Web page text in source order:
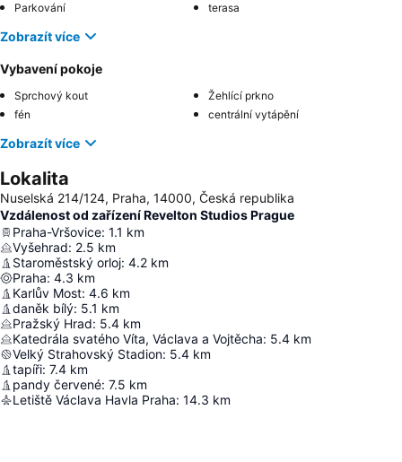
Parkování
terasa
Zobrazít více
Vybavení pokoje
Sprchový kout
Žehlící prkno
fén
centrální vytápění
Zobrazít více
Lokalita
Nuselská 214/124, Praha, 14000, Česká republika
Vzdálenost od zařízení Revelton Studios Prague
Praha-Vršovice: 1.1 km
Vyšehrad: 2.5 km
Staroměstský orloj: 4.2 km
Praha: 4.3 km
Karlův Most: 4.6 km
daněk bílý: 5.1 km
Pražský Hrad: 5.4 km
Katedrála svatého Víta, Václava a Vojtěcha: 5.4 km
Velký Strahovský Stadion: 5.4 km
tapíři: 7.4 km
pandy červené: 7.5 km
Letiště Václava Havla Praha: 14.3 km